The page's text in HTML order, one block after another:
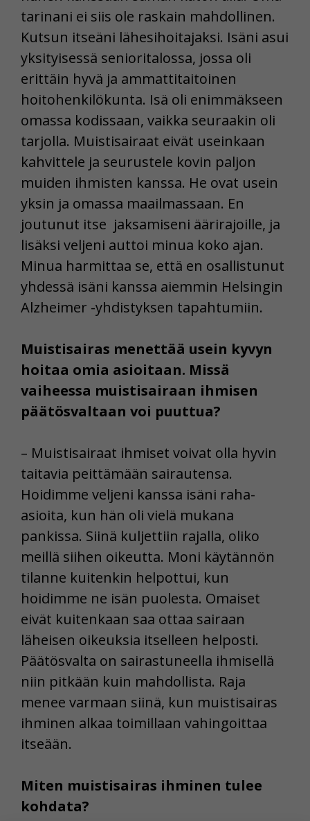
tarinani ei siis ole raskain mahdollinen.
Kutsun itseäni lähesihoitajaksi. Isäni asui
yksityisessä senioritalossa, jossa oli
erittäin hyvä ja ammattitaitoinen
hoitohenkilökunta. Isä oli enimmäkseen
omassa kodissaan, vaikka seuraakin oli
tarjolla. Muistisairaat eivät useinkaan
kahvittele ja seurustele kovin paljon
muiden ihmisten kanssa. He ovat usein
yksin ja omassa maailmassaan. En
joutunut itse jaksamiseni äärirajoille, ja
lisäksi veljeni auttoi minua koko ajan.
Minua harmittaa se, että en osallistunut
yhdessä isäni kanssa aiemmin Helsingin
Alzheimer -yhdistyksen tapahtumiin.
Muistisairas menettää usein kyvyn
hoitaa omia asioitaan. Missä
vaiheessa muistisairaan ihmisen
päätösvaltaan voi puuttua?
– Muistisairaat ihmiset voivat olla hyvin
taitavia peittämään sairautensa.
Hoidimme veljeni kanssa isäni raha-
asioita, kun hän oli vielä mukana
pankissa. Siinä kuljettiin rajalla, oliko
meillä siihen oikeutta. Moni käytännön
tilanne kuitenkin helpottui, kun
hoidimme ne isän puolesta. Omaiset
eivät kuitenkaan saa ottaa sairaan
läheisen oikeuksia itselleen helposti.
Päätösvalta on sairastuneella ihmisellä
niin pitkään kuin mahdollista. Raja
menee varmaan siinä, kun muistisairas
ihminen alkaa toimillaan vahingoittaa
itseään.
Miten muistisairas ihminen tulee
kohdata?